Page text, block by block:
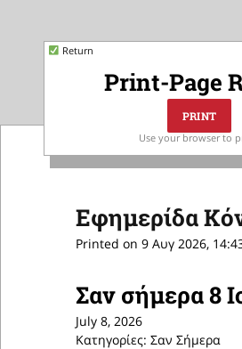
Return
Print-Page
Use your browser to
Εφημερίδα
Printed on 9 Αυγ 2026,
Σαν σήμερα 8
July 8, 2026
Κατηγορίες: Σαν Σήμερα